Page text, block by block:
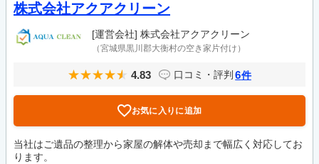
株式会社アクアクリーン
[運営会社] 株式会社アクアクリーン
（宮城県黒川郡大衡村の空き家片付け）
4.83 口コミ・評判 6件
お気に入りに追加
当社はご遺品の整理から家屋の解体や売却まで幅広く対応してお
ります。